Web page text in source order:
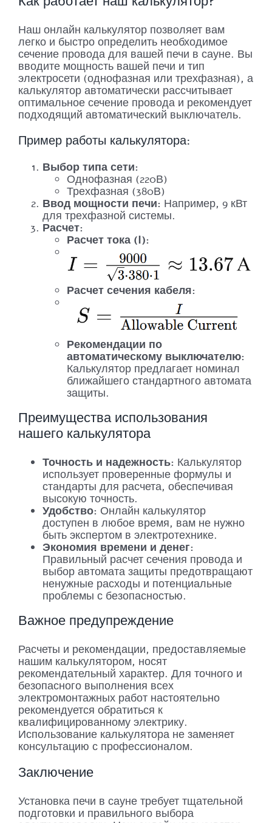
Наш онлайн калькулятор позволяет вам
легко и быстро определить необходимое
сечение провода для вашей печи в сауне. Вы
вводите мощность вашей печи и тип
электросети (однофазная или трехфазная), а
калькулятор автоматически рассчитывает
оптимальное сечение провода и рекомендует
подходящий автоматический выключатель.
Пример работы калькулятора:
Выбор типа сети:
Однофазная (220В)
Трехфазная (380В)
Ввод мощности печи: Например, 9 кВт
для трехфазной системы.
Расчет:
Расчет тока (I):
Расчет сечения кабеля:
Рекомендации по
автоматическому выключателю:
Калькулятор предлагает номинал
ближайшего стандартного автомата
защиты.
Преимущества использования
нашего калькулятора
Точность и надежность: Калькулятор
использует проверенные формулы и
стандарты для расчета, обеспечивая
высокую точность.
Удобство: Онлайн калькулятор
доступен в любое время, вам не нужно
быть экспертом в электротехнике.
Экономия времени и денег:
Правильный расчет сечения провода и
выбор автомата защиты предотвращают
ненужные расходы и потенциальные
проблемы с безопасностью.
Важное предупреждение
Расчеты и рекомендации, предоставляемые
нашим калькулятором, носят
рекомендательный характер. Для точного и
безопасного выполнения всех
электромонтажных работ настоятельно
рекомендуется обратиться к
квалифицированному электрику.
Использование калькулятора не заменяет
консультацию с профессионалом.
Заключение
Установка печи в сауне требует тщательной
подготовки и правильного выбора